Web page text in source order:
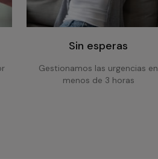
Sin esperas
Gestionamos las urgencias en
menos de 3 horas